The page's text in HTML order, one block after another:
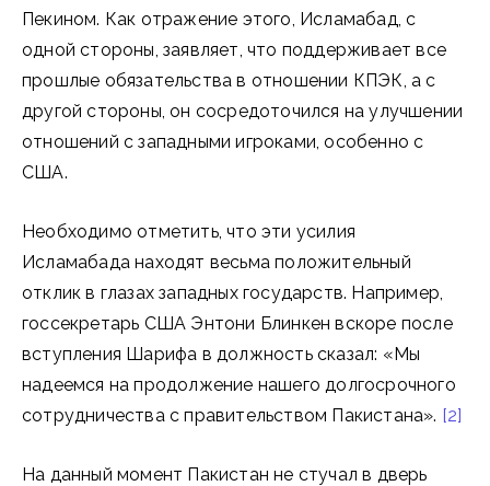
Пекином. Как отражение этого, Исламабад, с
одной стороны, заявляет, что поддерживает все
прошлые обязательства в отношении КПЭК, а с
другой стороны, он сосредоточился на улучшении
отношений с западными игроками, особенно с
США.
Необходимо отметить, что эти усилия
Исламабада находят весьма положительный
отклик в глазах западных государств. Например,
госсекретарь США Энтони Блинкен вскоре после
вступления Шарифа в должность сказал: «Мы
надеемся на продолжение нашего долгосрочного
сотрудничества с правительством Пакистана». [2]
На данный момент Пакистан не стучал в дверь